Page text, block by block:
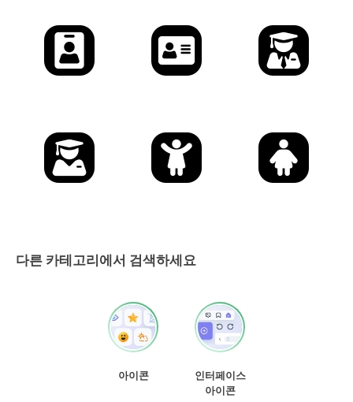
다른 카테고리에서 검색하세요
아이콘
인터페이스
아이콘